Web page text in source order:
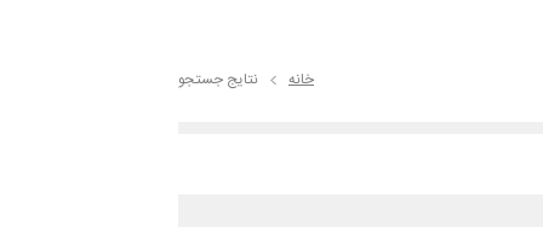
خانه نتایج جستجو